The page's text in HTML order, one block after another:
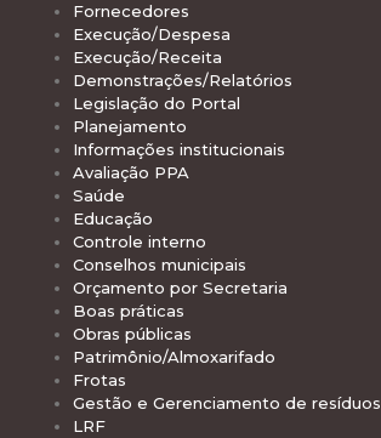
Fornecedores
Execução/Despesa
Execução/Receita
Demonstrações/Relatórios
Legislação do Portal
Planejamento
Informações institucionais
Avaliação PPA
Saúde
Educação
Controle interno
Conselhos municipais
Orçamento por Secretaria
Boas práticas
Obras públicas
Patrimônio/Almoxarifado
Frotas
Gestão e Gerenciamento de resíduos
LRF